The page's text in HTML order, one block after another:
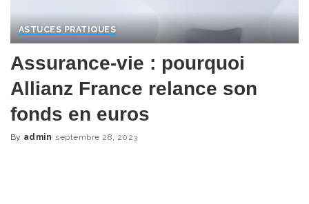
ASTUCES PRATIQUES
Assurance-vie : pourquoi
Allianz France relance son
fonds en euros
Posted
By admin septembre 28, 2023